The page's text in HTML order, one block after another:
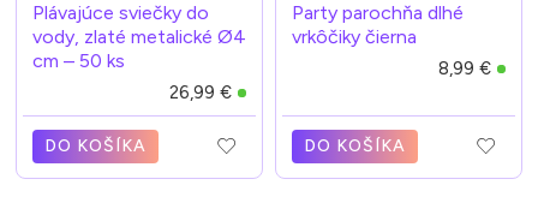
Plávajúce sviečky do
vody, zlaté metalické Ø4
cm – 50 ks
26,99 €
DO KOŠÍKA
Party parochňa dlhé
vrkôčiky čierna
8,99 €
DO KOŠÍKA